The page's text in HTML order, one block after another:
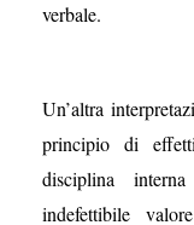
verbale.
Un’altra
principio di
disciplina
indefettibile